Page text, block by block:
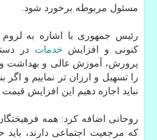
مسئول مربوطه برخورد شود.
رئیس جمهوری با اشاره به
كنونی و افزایش خدمات در
پرورش، آموزش عالی و بهداشت و
را تسهیل و ارزان تر نماییم و اگر
نباید اجازه دهیم این افزایش قیمت
روحانی اضافه كرد: همه
كه مرجعیت اجتماعی دارند،